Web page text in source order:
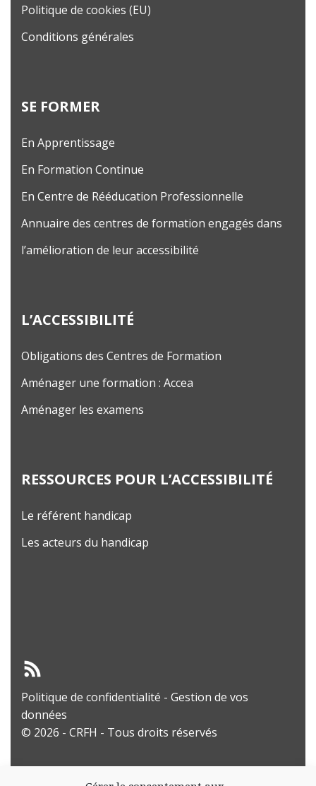
Politique de cookies (EU)
Conditions générales
SE FORMER
En Apprentissage
En Formation Continue
En Centre de Rééducation Professionnelle
Annuaire des centres de formation engagés dans
l’amélioration de leur accessibilité
L’ACCESSIBILITÉ
Obligations des Centres de Formation
Aménager une formation : Accea
Aménager les examens
RESSOURCES POUR L’ACCESSIBILITÉ
Le référent handicap
Les acteurs du handicap
Politique de confidentialité - Gestion de vos
données
© 2026 - CRFH - Tous droits réservés